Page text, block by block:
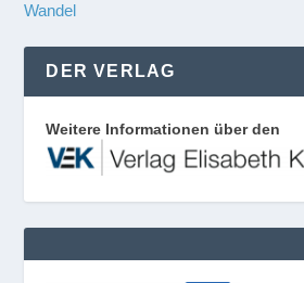
Wandel
DER VERLAG
Weitere Informationen über den